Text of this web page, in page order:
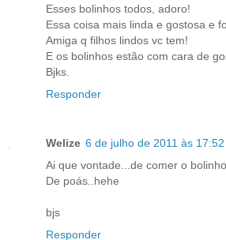
Esses bolinhos todos, adoro!
Essa coisa mais linda e gostosa e
Amiga q filhos lindos vc tem!
E os bolinhos estão com cara de
Bjks.
Responder
Welize 6 de julho de 2011 às 17:52
Ai que vontade...de comer o
De poás..hehe
bjs
Responder